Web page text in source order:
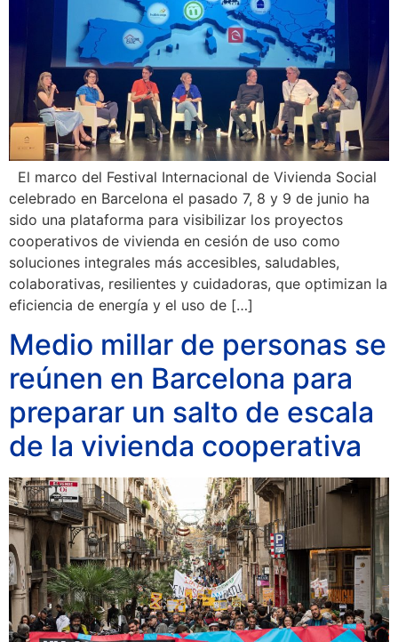
El marco del Festival Internacional de Vivienda Social
celebrado en Barcelona el pasado 7, 8 y 9 de junio ha
sido una plataforma para visibilizar los proyectos
cooperativos de vivienda en cesión de uso como
soluciones integrales más accesibles, saludables,
colaborativas, resilientes y cuidadoras, que optimizan la
eficiencia de energía y el uso de […]
Medio millar de personas se
reúnen en Barcelona para
preparar un salto de escala
de la vivienda cooperativa